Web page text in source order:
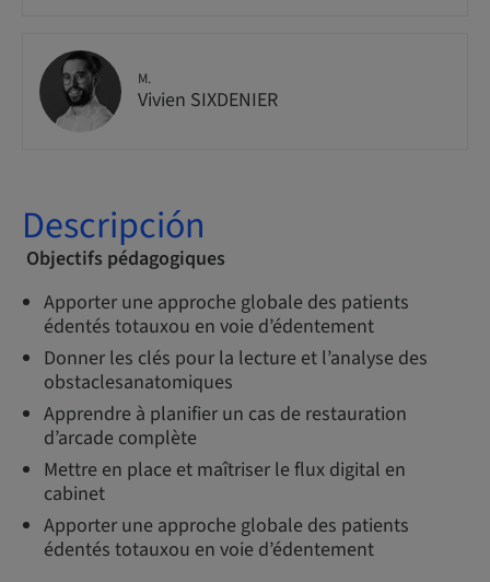
M.
Vivien SIXDENIER
Descripción
Objectifs pédagogiques
Apporter une approche globale des patients
édentés totauxou en voie d’édentement
Donner les clés pour la lecture et l’analyse des
obstaclesanatomiques
Apprendre à planifier un cas de restauration
d’arcade complète
Mettre en place et maîtriser le flux digital en
cabinet
Apporter une approche globale des patients
édentés totauxou en voie d’édentement